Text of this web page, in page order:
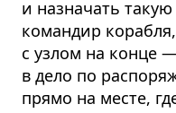
и назначать
командир
с узлом на конце
в дело по
прямо на месте,